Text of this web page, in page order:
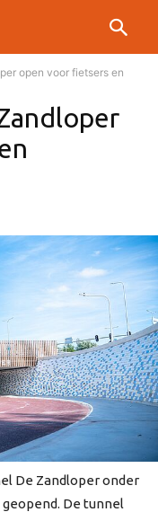
open voor fietsers en
De Zandloper onder
De tunnel